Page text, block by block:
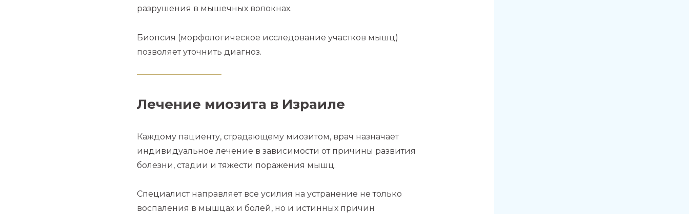
разрушения в мышечных волокнах.
Биопсия (морфологическое исследование участков мышц)
позволяет уточнить диагноз.
Лечение миозита в Израиле
Каждому пациенту, страдающему миозитом, врач назначает
индивидуальное лечение в зависимости от причины развития
болезни, стадии и тяжести поражения мышц.
Специалист направляет все усилия на устранение не только
воспаления в мышцах и болей, но и истинных причин